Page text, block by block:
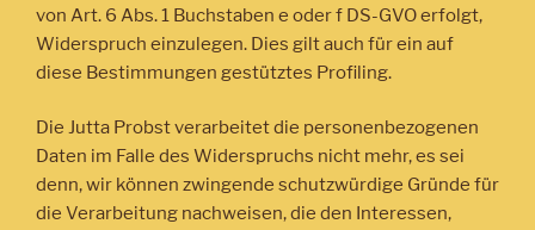
von Art. 6 Abs. 1 Buchstaben e oder f DS-GVO erfolgt,
Widerspruch einzulegen. Dies gilt auch für ein auf
diese Bestimmungen gestütztes Profiling.
Die Jutta Probst verarbeitet die personenbezogenen
Daten im Falle des Widerspruchs nicht mehr, es sei
denn, wir können zwingende schutzwürdige Gründe für
die Verarbeitung nachweisen, die den Interessen,